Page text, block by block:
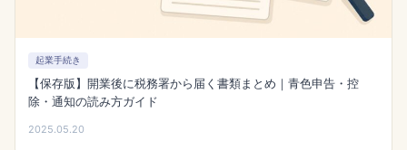
起業手続き
【保存版】開業後に税務署から届く書類まとめ｜青色申告・控
除・通知の読み方ガイド
2025.05.20